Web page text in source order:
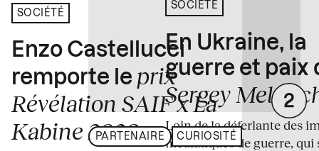
SOCIÉTÉ
Enzo Castellucci
remporte le prix
Révélation SAIF x La
Kabine 2026
PARTENAIRE CURIOSITÉ
SOCIÉTÉ
En Ukraine, la
guerre et paix
Sergey
Loin de la déferlante des
médiatiques de guerre, qui